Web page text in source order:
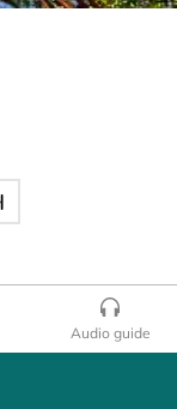
Audio guide